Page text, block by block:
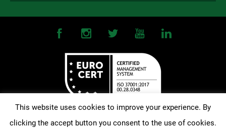
©2026OMONOIA FC. All Rights Reserved | Terms and Conditions|
This website uses cookies to improve your experience. By
clicking the accept button you consent to the use of cookies.